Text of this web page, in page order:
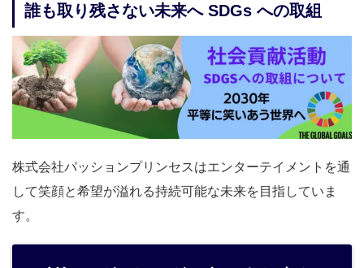
誰も取り残さない未来へ SDGs への取組
株式会社パッションプリンセスはエンターテイメントを通
して笑顔と希望が溢れる持続可能な未来を目指していま
す。